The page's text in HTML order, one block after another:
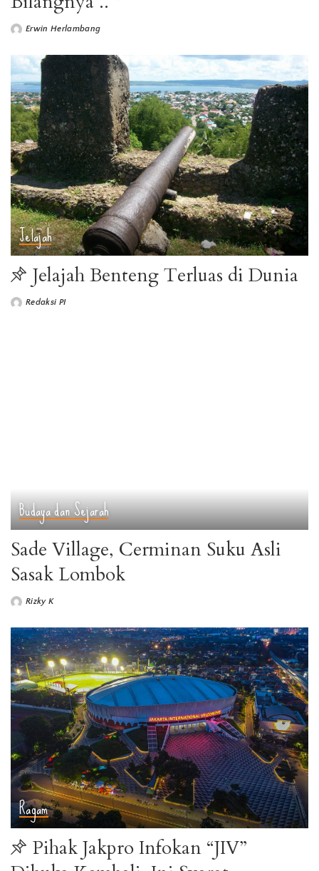
PostedErwin Herlambang
Jelajah
Jelajah Benteng Terluas di Dunia
PostedRedaksi PI
Budaya dan Sejarah
Sade Village, Cerminan Suku Asli
Sasak Lombok
PostedRizky K
Ragam
Pihak Jakpro Infokan “JIV”